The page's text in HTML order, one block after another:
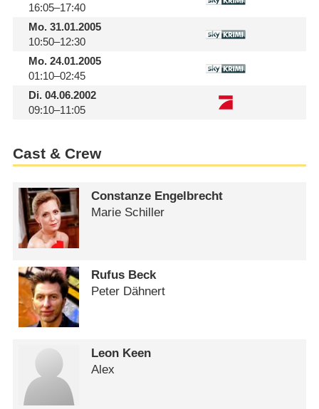
16:05–17:40
Mo.31.01.2005
10:50–12:30
Mo.24.01.2005
01:10–02:45
Di.04.06.2002
09:10–11:05
Cast & Crew
Constanze Engelbrecht
Marie Schiller
Rufus Beck
Peter Dähnert
Leon Keen
Alex